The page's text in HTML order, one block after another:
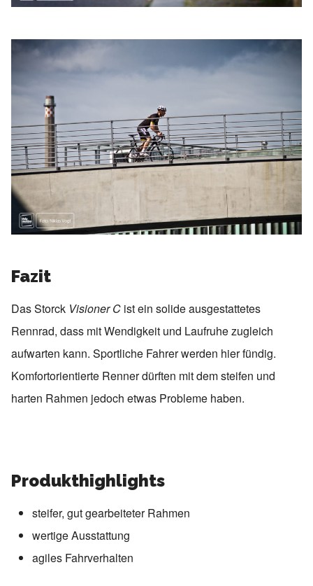
Fazit
Das Storck Visioner C ist ein solide ausgestattetes
Rennrad, dass mit Wendigkeit und Laufruhe zugleich
aufwarten kann. Sportliche Fahrer werden hier fündig.
Komfortorientierte Renner dürften mit dem steifen und
harten Rahmen jedoch etwas Probleme haben.
Produkthighlights
steifer, gut gearbeiteter Rahmen
wertige Ausstattung
agiles Fahrverhalten